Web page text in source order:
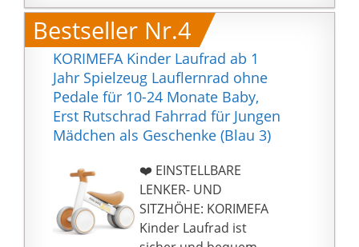
Mit dem Handgriff kann
die Lauflernhilfe einfach
und bequem getragen
werden. Spielsachen
sind in der kleinen Box
schnell verstaut und
aufgeräumt
Lenkeinschränkung –
Mit der integrierten
Lenkbegrenzung ist Ihr
Liebling sicher
unterwegs da ein
Überdrehen des
Bestseller Nr.4
KORIMEFA Kinder Laufrad ab 1
Jahr Spielzeug Lauflernrad ohne
Pedale für 10-24 Monate Baby,
Erst Rutschrad Fahrrad für Jungen
Mädchen als Geschenke (Blau 3)
❤️ EINSTELLBARE
LENKER- UND
SITZHÖHE: KORIMEFA
Kinder Laufrad ist